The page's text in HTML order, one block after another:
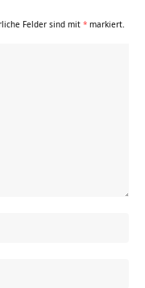
Felder sind mit * markiert.